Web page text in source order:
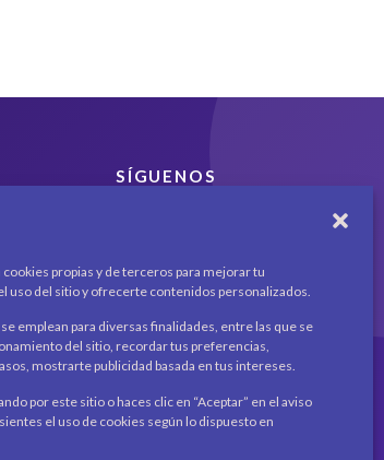
cookies propias y de terceros para mejorar tu
uso del sitio y ofrecerte contenidos personalizados.
emplean para diversas finalidades, entre las que se
del sitio, recordar tus preferencias,
mostrarte publicidad basada en tus intereses.
por este sitio o haces clic en “Aceptar” en el aviso
el uso de cookies según lo dispuesto en
SÍGUENOS
promociones.
Recibe novedades y
promociones en tu
correo.
Suscribirme